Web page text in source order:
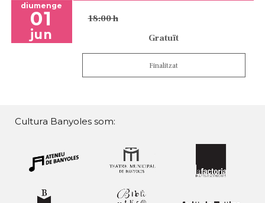
diumenge
01
jun
18:00 h
Gratuït
Finalitzat
Cultura Banyoles som: